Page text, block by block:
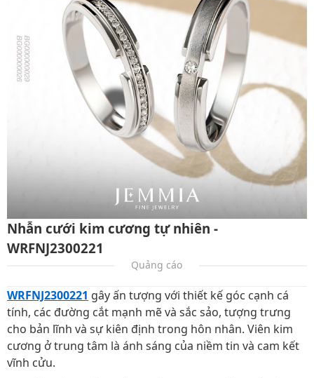
Nhẫn cưới kim cương tự nhiên -
WRFNJ2300221
Quảng cáo
WRFNJ2300221 gây ấn tượng với thiết kế góc cạnh cá
tính, các đường cắt mạnh mẽ và sắc sảo, tượng trưng
cho bản lĩnh và sự kiên định trong hôn nhân. Viên kim
cương ở trung tâm là ánh sáng của niềm tin và cam kết
vĩnh cửu.